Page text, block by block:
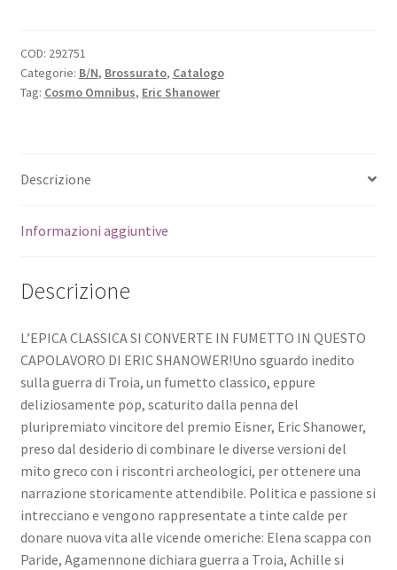
COD: 292751
Categorie: B/N, Brossurato, Catalogo
Tag: Cosmo Omnibus, Eric Shanower
Descrizione
Informazioni aggiuntive
Descrizione
L’EPICA CLASSICA SI CONVERTE IN FUMETTO IN QUESTO
CAPOLAVORO DI ERIC SHANOWER!Uno sguardo inedito
sulla guerra di Troia, un fumetto classico, eppure
deliziosamente pop, scaturito dalla penna del
pluripremiato vincitore del premio Eisner, Eric Shanower,
preso dal desiderio di combinare le diverse versioni del
mito greco con i riscontri archeologici, per ottenere una
narrazione storicamente attendibile. Politica e passione si
intrecciano e vengono rappresentate a tinte calde per
donare nuova vita alle vicende omeriche: Elena scappa con
Paride, Agamennone dichiara guerra a Troia, Achille si